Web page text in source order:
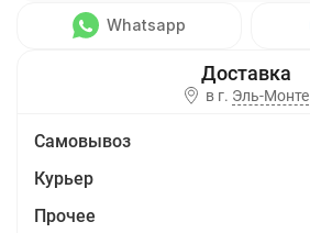
Whatsapp
в г. Эль-Монте
Самовывоз
Курьер
Прочее